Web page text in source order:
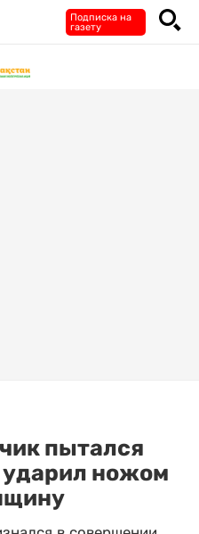
Подписка на
газету
пытался
ударил ножом